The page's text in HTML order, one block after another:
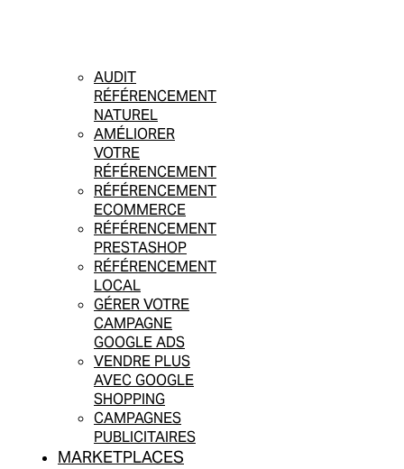
AUDIT
RÉFÉRENCEMENT
NATUREL
AMÉLIORER
VOTRE
RÉFÉRENCEMENT
RÉFÉRENCEMENT
ECOMMERCE
RÉFÉRENCEMENT
PRESTASHOP
RÉFÉRENCEMENT
LOCAL
GÉRER VOTRE
CAMPAGNE
GOOGLE ADS
VENDRE PLUS
AVEC GOOGLE
SHOPPING
CAMPAGNES
PUBLICITAIRES
MARKETPLACES